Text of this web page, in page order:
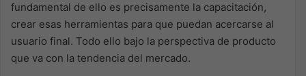
fundamental de ello es precisamente la capacitación,
crear esas herramientas para que puedan acercarse al
usuario final. Todo ello bajo la perspectiva de producto
que va con la tendencia del mercado.